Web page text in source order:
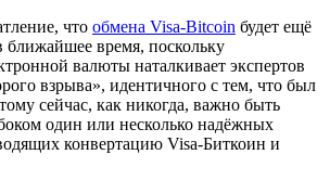
что обмена Visa-Bitcoin будет ещё
ближайшее время, поскольку
валюты наталкивает экспертов
взрыва», идентичного с тем, что был
сейчас, как никогда, важно быть
один или несколько надёжных
конвертацию Visa-Биткоин и